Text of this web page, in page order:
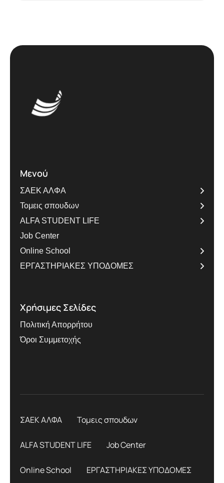
Μενού
ΣΑΕΚ ΑΛΦΑ
Τομεις σπουδων
ALFA STUDENT LIFE
Job Center
Online School
ΕΡΓΑΣΤΗΡΙΑΚΕΣ ΥΠΟΔΟΜΕΣ
Χρήσιμες Σελίδες
Πολιτική Απορρήτου
Όροι Συμμετοχής
ΣΑΕΚ ΑΛΦΑ Τομεις σπουδων
ALFA STUDENT LIFE Job Center
Online School ΕΡΓΑΣΤΗΡΙΑΚΕΣ ΥΠΟΔΟΜΕΣ